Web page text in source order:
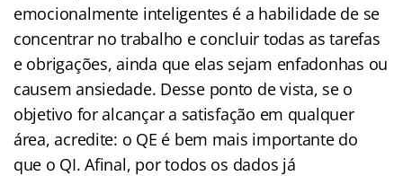
emocionalmente inteligentes é a habilidade de se
concentrar no trabalho e concluir todas as tarefas
e obrigações, ainda que elas sejam enfadonhas ou
causem ansiedade. Desse ponto de vista, se o
objetivo for alcançar a satisfação em qualquer
área, acredite: o QE é bem mais importante do
que o QI. Afinal, por todos os dados já